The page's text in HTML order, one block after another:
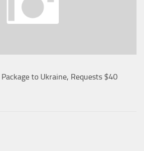
to Ukraine, Requests $40